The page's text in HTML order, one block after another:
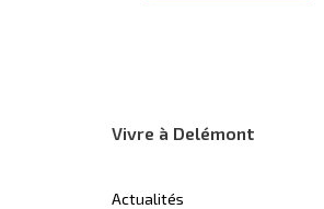
Vivre à Delémont
Actualités